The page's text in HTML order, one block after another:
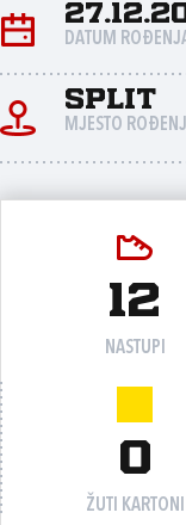
DATUM
Split
MJESTO
12
NASTUPI
0
ŽUTI KARTONI